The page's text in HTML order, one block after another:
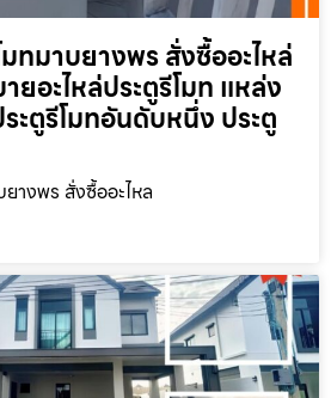
ทมาบยางพร สั่งซื้ออะไหล่
ยอะไหล่ประตูรีโมท แหล่ง
ะตูรีโมทอันดับหนึ่ง ประตู
างพร สั่งซื้ออะไหล